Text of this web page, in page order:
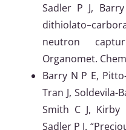
Sadler P J,
neutron
Organomet.
Barry N P E,
Tran J, Soldevila-
Smith C J, Kirby
Sadler P J.